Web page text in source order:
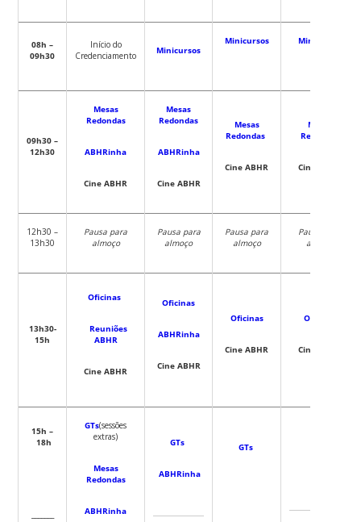
08h –
09h30
Início do
Credenciamento
Minicursos
Minicursos Minicursos
09h30 –
12h30
Mesas
Redondas
ABHRinha
Cine ABHR
Mesas
Redondas
ABHRinha
Cine ABHR
Mesas
Redondas
Cine ABHR
Mesas
Redondas
Cine ABHR
12h30 –
13h30
Pausa para
almoço
Pausa para
almoço
Pausa para
almoço
Pausa para
almoço
13h30-
15h
Oficinas
Reuniões
ABHR
Cine ABHR
Oficinas
ABHRinha
Cine ABHR
Oficinas
Cine ABHR
Oficinas
Cine ABHR
15h –
18h
GTs(sessões
extras)
Mesas
Redondas
ABHRinha
GTs
ABHRinha
GTs